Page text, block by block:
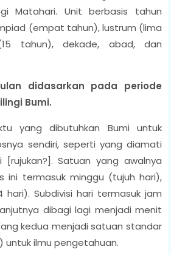
Matahari. Unit berbasis tahun
(empat tahun), lustrum (lima
tahun), dekade, abad, dan
didasarkan pada periode
Bumi.
yang dibutuhkan Bumi untuk
sendiri, seperti yang diamati
Satuan yang awalnya
ini termasuk minggu (tujuh hari),
hari). Subdivisi hari termasuk jam
dibagi lagi menjadi menit
kedua menjadi satuan standar
untuk ilmu pengetahuan.